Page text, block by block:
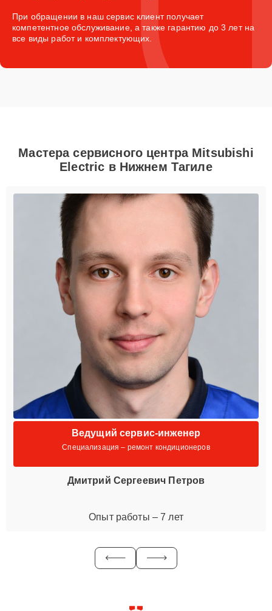
При обращении в наш сервис клиент получает
компетентное обслуживание, а также гарантию до 3 лет на
все виды работ и комплектующих.
Мастера сервисного центра Mitsubishi
Electric в Нижнем Тагиле
Ведущий сервис-инженер
Специализация – ремонт кондиционеров
Дмитрий Сергеевич Петров
Опыт работы – 7 лет